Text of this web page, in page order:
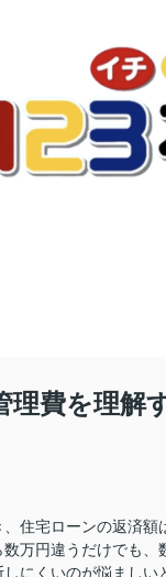
理費を理解
住宅ローンの返済
万円違うだけでも
にくいのが悩まし